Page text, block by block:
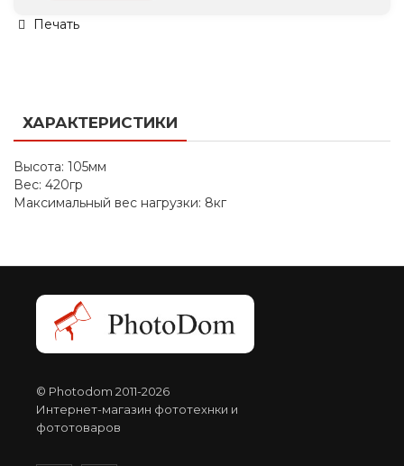
Печать
ХАРАКТЕРИСТИКИ
Высота: 105мм
Вес: 420гр
Максимальный вес нагрузки: 8кг
© Photodom 2011-2026
Интернет-магазин фототехнки и
фототоваров